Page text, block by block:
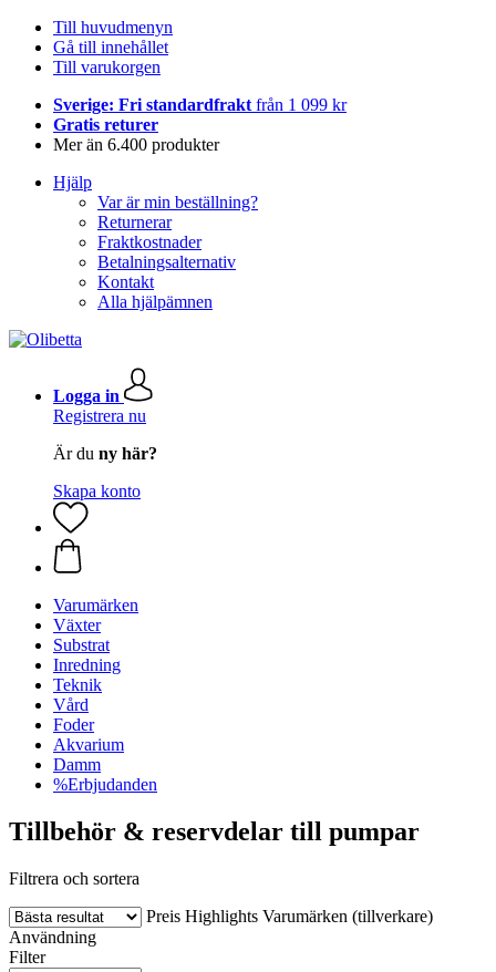
Till huvudmenyn
Gå till innehållet
Till varukorgen
Sverige: Fri standardfrakt från 1 099 kr
Gratis returer
Mer än 6.400 produkter
Hjälp
Var är min beställning?
Returnerar
Fraktkostnader
Betalningsalternativ
Kontakt
Alla hjälpämnen
Logga in
Registrera nu
Är du ny här?
Skapa konto
Varumärken
Växter
Substrat
Inredning
Teknik
Vård
Foder
Akvarium
Damm
%Erbjudanden
Tillbehör & reservdelar till pumpar
Filtrera och sortera
Preis Highlights Varumärken (tillverkare)
Användning
Filter